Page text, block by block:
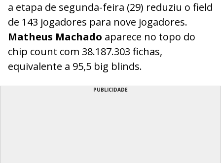
a etapa de segunda-feira (29) reduziu o field
de 143 jogadores para nove jogadores.
Matheus Machado aparece no topo do
chip count com 38.187.303 fichas,
equivalente a 95,5 big blinds.
PUBLICIDADE